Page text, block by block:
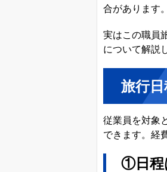
合があります
実はこの職員
について解説
旅行
従業員を対象
できます。経
①日程